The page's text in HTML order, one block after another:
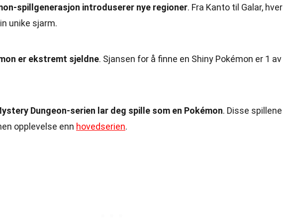
spillgenerasjon introduserer nye regioner. Fra Kanto til Galar, hver
unike sjarm.
er ekstremt sjeldne. Sjansen for å finne en Shiny Pokémon er 1 av
Dungeon-serien lar deg spille som en Pokémon. Disse spillene
opplevelse enn hovedserien.